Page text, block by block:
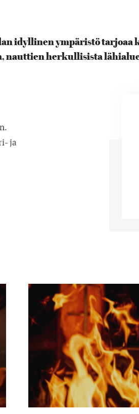
idyllinen ympäristö
nauttien herkullisista
ja